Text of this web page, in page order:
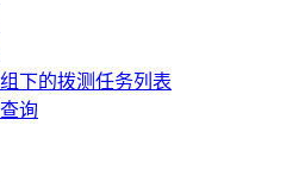
下的拨测任务列表
询